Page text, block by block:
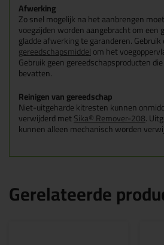
Afwerking
Zo snel mogelijk na het aanbrengen
voegzijden worden aangebracht om een
gladde afwerking te garanderen. Gebruik
gereedschapsmiddelom het
Gebruik geen gereedschapsproducten
bevatten.
Reinigen van gereedschap
Niet-uitgeharde kitresten kunnen
verwijderd metSika® Remover-208.
kunnen alleen mechanisch worden
Gerelateerde